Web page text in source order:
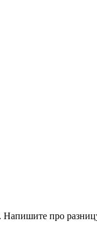
Напишите про